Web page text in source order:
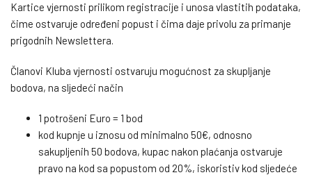
Kartice vjernosti prilikom registracije i unosa vlastitih podataka,
čime ostvaruje određeni popust i čima daje privolu za primanje
prigodnih Newslettera.
Članovi Kluba vjernosti ostvaruju mogućnost za skupljanje
bodova, na sljedeći način
1 potrošeni Euro = 1 bod
kod kupnje u iznosu od minimalno 50€, odnosno
sakupljenih 50 bodova, kupac nakon plaćanja ostvaruje
pravo na kod sa popustom od 20%, iskoristiv kod sljedeće